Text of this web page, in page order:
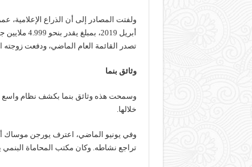
ولفتت المصادر إلى أن الذراع
تصدر القائمة العام الماضي، ودفعت زوجته
وثائق بنما
وسمحت هذه وثائق بنما بكشف نظام واسع
خلالها.
وفي يونيو الماضي، اعترف يورجن موساك
تراجع نشاطه. وكان مكتب المحاماة